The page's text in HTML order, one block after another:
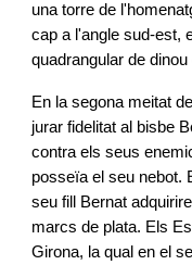
una torre de
cap a l'angle sud-est,
quadrangular de
En la segona meitat
jurar fidelitat al bisbe
contra els seus
posseïa el seu nebot.
seu fill Bernat
marcs de plata. Els
Girona, la qual en el